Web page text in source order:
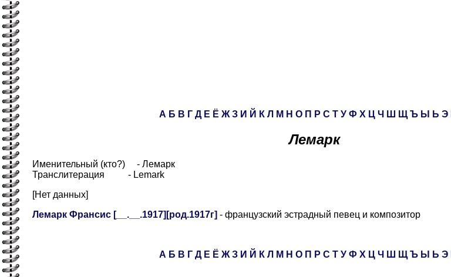
А Б В Г Д Е Ё Ж З И Й К Л М Н О П Р С Т У Ф Х Ц Ч Ш Щ Ъ Ы Ь Э
Лемарк
Именительный (кто?) - Лемарк
Транслитерация - Lemark
[Нет данных]
Лемарк Франсис [__.__.1917][род.1917г] - французский эстрадный певец и композитор
А Б В Г Д Е Ё Ж З И Й К Л М Н О П Р С Т У Ф Х Ц Ч Ш Щ Ъ Ы Ь Э